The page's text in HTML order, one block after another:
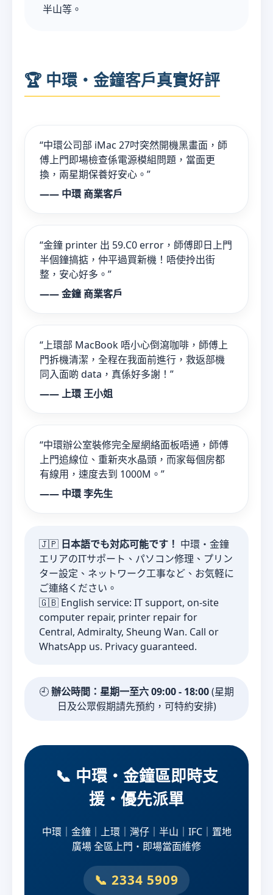
半山等。
🏆 中環・金鐘客戶真實好評
“中環公司部 iMac 27吋突然開機黑畫面，師
傅上門即場檢查係電源模組問題，當面更
換，兩星期保養好安心。”
—— 中環 商業客戶
“金鐘 printer 出 59.C0 error，師傅即日上門
半個鐘搞掂，仲平過買新機！唔使拎出街
整，安心好多。”
—— 金鐘 商業客戶
“上環部 MacBook 唔小心倒瀉咖啡，師傅上
門拆機清潔，全程在我面前進行，救返部機
同入面啲 data，真係好多謝！”
—— 上環 王小姐
“中環辦公室裝修完全屋網絡面板唔通，師傅
上門追線位、重新夾水晶頭，而家每個房都
有線用，速度去到 1000M。”
—— 中環 李先生
🇯🇵 日本語でも対応可能です！ 中環・金鐘
エリアのITサポート、パソコン修理、プリン
ター設定、ネットワーク工事など、お気軽に
ご連絡ください。
🇬🇧 English service: IT support, on-site
computer repair, printer repair for
Central, Admiralty, Sheung Wan. Call or
WhatsApp us. Privacy guaranteed.
🕘辦公時間：星期一至六 09:00 - 18:00(星期
日及公眾假期請先預約，可特約安排)
📞 中環・金鐘區即時支
援・優先派單
中環｜金鐘｜上環｜灣仔｜半山｜IFC｜置地
廣場 全區上門・即場當面維修
📞 2334 5909